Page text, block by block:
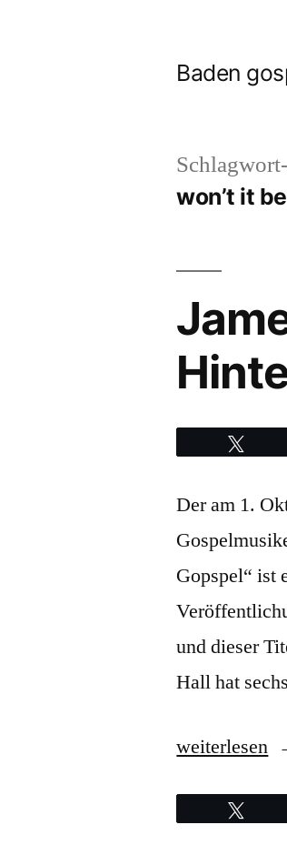
Baden
won’t it
Der am 1.
Gopspel“ ist
und dieser
Hall hat
„James
Worship
weiterlesen